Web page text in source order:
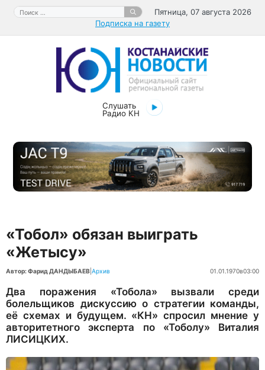
Перейти
содержимому
Поиск:
Пятница, 07 августа 2026
Подписка на газету
Слушать
Радио КН
«Тобол» обязан выиграть
«Жетысу»
Автор: Фарид ДАНДЫБАЕВ Архив 01.01.1970в03:00
Два поражения «Тобола» вызвали среди
болельщиков дискуссию о стратегии команды,
её схемах и будущем. «КН» спросил мнение у
авторитетного эксперта по «Тоболу» Виталия
ЛИСИЦКИХ.